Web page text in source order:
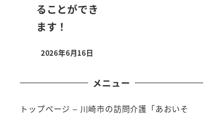
ることができ
ます！
2026年6月16日
メニュー
トップページ – 川崎市の訪問介護「あおいそ